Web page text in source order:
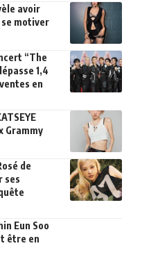
avoir
motiver
“The
1,4
en
Grammy
de
ses
Eun Soo
être en